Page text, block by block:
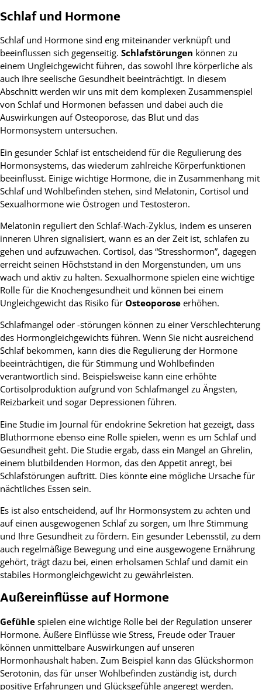
Schlaf und Hormone
Schlaf und Hormone sind eng miteinander verknüpft und
beeinflussen sich gegenseitig. Schlafstörungen können zu
einem Ungleichgewicht führen, das sowohl Ihre körperliche als
auch Ihre seelische Gesundheit beeinträchtigt. In diesem
Abschnitt werden wir uns mit dem komplexen Zusammenspiel
von Schlaf und Hormonen befassen und dabei auch die
Auswirkungen auf Osteoporose, das Blut und das
Hormonsystem untersuchen.
Ein gesunder Schlaf ist entscheidend für die Regulierung des
Hormonsystems, das wiederum zahlreiche Körperfunktionen
beeinflusst. Einige wichtige Hormone, die in Zusammenhang mit
Schlaf und Wohlbefinden stehen, sind Melatonin, Cortisol und
Sexualhormone wie Östrogen und Testosteron.
Melatonin reguliert den Schlaf-Wach-Zyklus, indem es unseren
inneren Uhren signalisiert, wann es an der Zeit ist, schlafen zu
gehen und aufzuwachen. Cortisol, das “Stresshormon”, dagegen
erreicht seinen Höchststand in den Morgenstunden, um uns
wach und aktiv zu halten. Sexualhormone spielen eine wichtige
Rolle für die Knochengesundheit und können bei einem
Ungleichgewicht das Risiko für Osteoporose erhöhen.
Schlafmangel oder -störungen können zu einer Verschlechterung
des Hormongleichgewichts führen. Wenn Sie nicht ausreichend
Schlaf bekommen, kann dies die Regulierung der Hormone
beeinträchtigen, die für Stimmung und Wohlbefinden
verantwortlich sind. Beispielsweise kann eine erhöhte
Cortisolproduktion aufgrund von Schlafmangel zu Ängsten,
Reizbarkeit und sogar Depressionen führen.
Eine Studie im Journal für endokrine Sekretion hat gezeigt, dass
Bluthormone ebenso eine Rolle spielen, wenn es um Schlaf und
Gesundheit geht. Die Studie ergab, dass ein Mangel an Ghrelin,
einem blutbildenden Hormon, das den Appetit anregt, bei
Schlafstörungen auftritt. Dies könnte eine mögliche Ursache für
nächtliches Essen sein.
Es ist also entscheidend, auf Ihr Hormonsystem zu achten und
auf einen ausgewogenen Schlaf zu sorgen, um Ihre Stimmung
und Ihre Gesundheit zu fördern. Ein gesunder Lebensstil, zu dem
auch regelmäßige Bewegung und eine ausgewogene Ernährung
gehört, trägt dazu bei, einen erholsamen Schlaf und damit ein
stabiles Hormongleichgewicht zu gewährleisten.
Außereinflüsse auf Hormone
Gefühle spielen eine wichtige Rolle bei der Regulation unserer
Hormone. Äußere Einflüsse wie Stress, Freude oder Trauer
können unmittelbare Auswirkungen auf unseren
Hormonhaushalt haben. Zum Beispiel kann das Glückshormon
Serotonin, das für unser Wohlbefinden zuständig ist, durch
positive Erfahrungen und Glücksgefühle angeregt werden.